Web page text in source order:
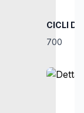
CICLI DI
700